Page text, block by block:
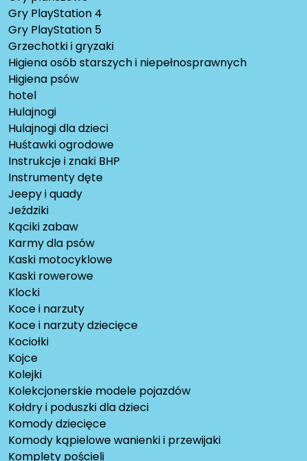
Gry PlayStation 4
Gry PlayStation 5
Grzechotki i gryzaki
Higiena osób starszych i niepełnosprawnych
Higiena psów
hotel
Hulajnogi
Hulajnogi dla dzieci
Huśtawki ogrodowe
Instrukcje i znaki BHP
Instrumenty dęte
Jeepy i quady
Jeździki
Kąciki zabaw
Karmy dla psów
Kaski motocyklowe
Kaski rowerowe
Klocki
Koce i narzuty
Koce i narzuty dziecięce
Kociołki
Kojce
Kolejki
Kolekcjonerskie modele pojazdów
Kołdry i poduszki dla dzieci
Komody dziecięce
Komody kąpielowe wanienki i przewijaki
Komplety pościeli